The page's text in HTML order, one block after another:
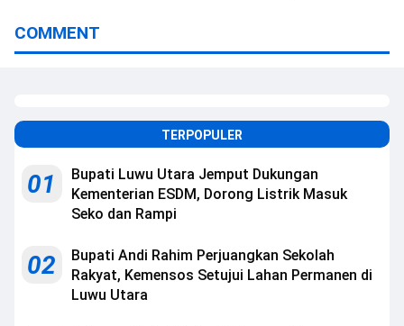
COMMENT
TERPOPULER
01
Bupati Luwu Utara Jemput Dukungan
Kementerian ESDM, Dorong Listrik Masuk
Seko dan Rampi
02
Bupati Andi Rahim Perjuangkan Sekolah
Rakyat, Kemensos Setujui Lahan Permanen di
Luwu Utara